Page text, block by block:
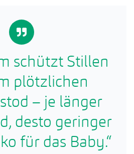
schützt Stillen
plötzlichen
– je länger
desto geringer
für das Baby.“